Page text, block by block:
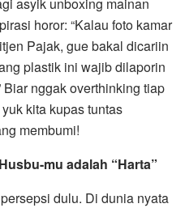
horor: “Kalau foto kamar
Pajak, gue bakal dicariin
plastik ini wajib dilaporin
nggak overthinking tiap
kita kupas tuntas
membumi!
mu adalah “Harta”
dulu. Di dunia nyata